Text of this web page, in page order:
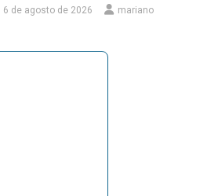
6 de agosto de 2026 mariano